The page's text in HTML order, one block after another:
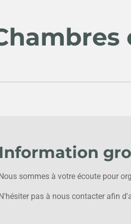
Information
sommes à votre écoute pour
pas à nous contacter afin